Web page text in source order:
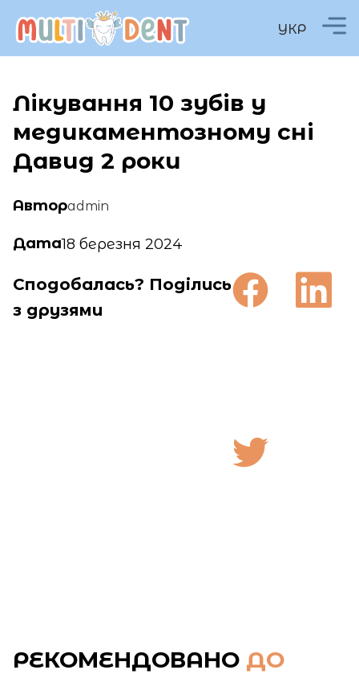
УКР
Лікування 10 зубів у
медикаментозному сні
Давид 2 роки
Авторadmin
Дата18 березня 2024
Сподобалась? Поділись
з друзями
РЕКОМЕНДОВАНО ДО